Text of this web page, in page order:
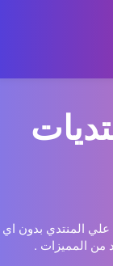
المنتدي بدون اي
من المميزات .